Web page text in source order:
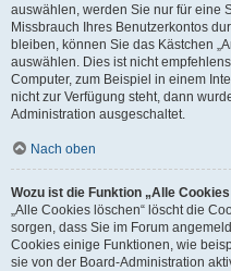
auswählen, werden Sie nur für eine
Missbrauch Ihres Benutzerkontos
bleiben, können Sie das Kästchen
auswählen. Dies ist nicht
Computer, zum Beispiel in einem
nicht zur Verfügung steht, dann
Administration ausgeschaltet.
Nach oben
Wozu ist die Funktion „Alle
„Alle Cookies löschen“ löscht die
sorgen, dass Sie im Forum
Cookies einige Funktionen, wie
sie von der Board-Administration